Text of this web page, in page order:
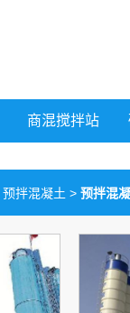
商混搅拌站
预拌混凝土 > 预拌混